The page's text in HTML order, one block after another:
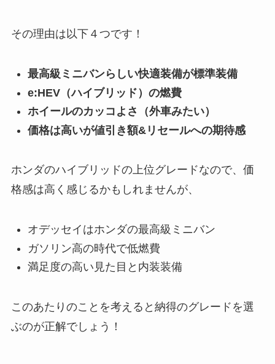
その理由は以下４つです！
最高級ミニバンらしい快適装備が標準装備
e:HEV（ハイブリッド）の燃費
ホイールのカッコよさ（外車みたい）
価格は高いが値引き額&リセールへの期待感
ホンダのハイブリッドの上位グレードなので、価
格感は高く感じるかもしれませんが、
オデッセイはホンダの最高級ミニバン
ガソリン高の時代で低燃費
満足度の高い見た目と内装装備
このあたりのことを考えると納得のグレードを選
ぶのが正解でしょう！